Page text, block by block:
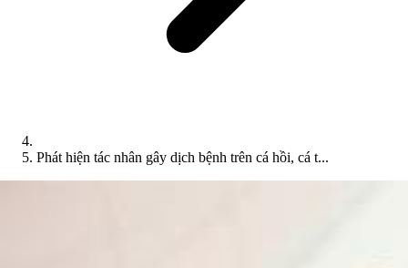
Phát hiện tác nhân gây dịch bệnh trên cá hồi, cá t...